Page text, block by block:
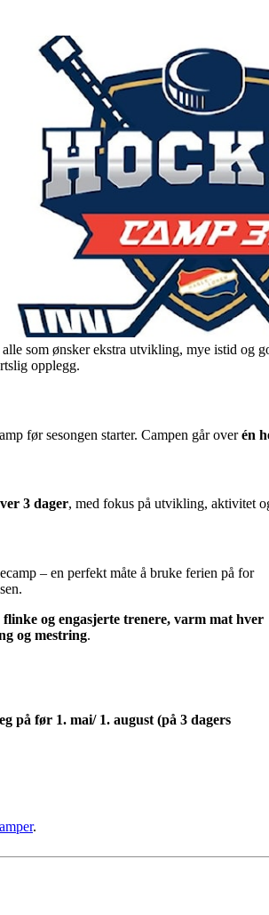
som ønsker ekstra utvikling, mye istid og
opplegg.
før sesongen starter. Campen går overén
3 dager, med fokus på utvikling, aktivitet
– en perfekt måte å bruke ferien på for
flinke og engasjerte trenere, varm mat hver
og mestring.
på før 1. mai/ 1. august (på 3 dagers
.